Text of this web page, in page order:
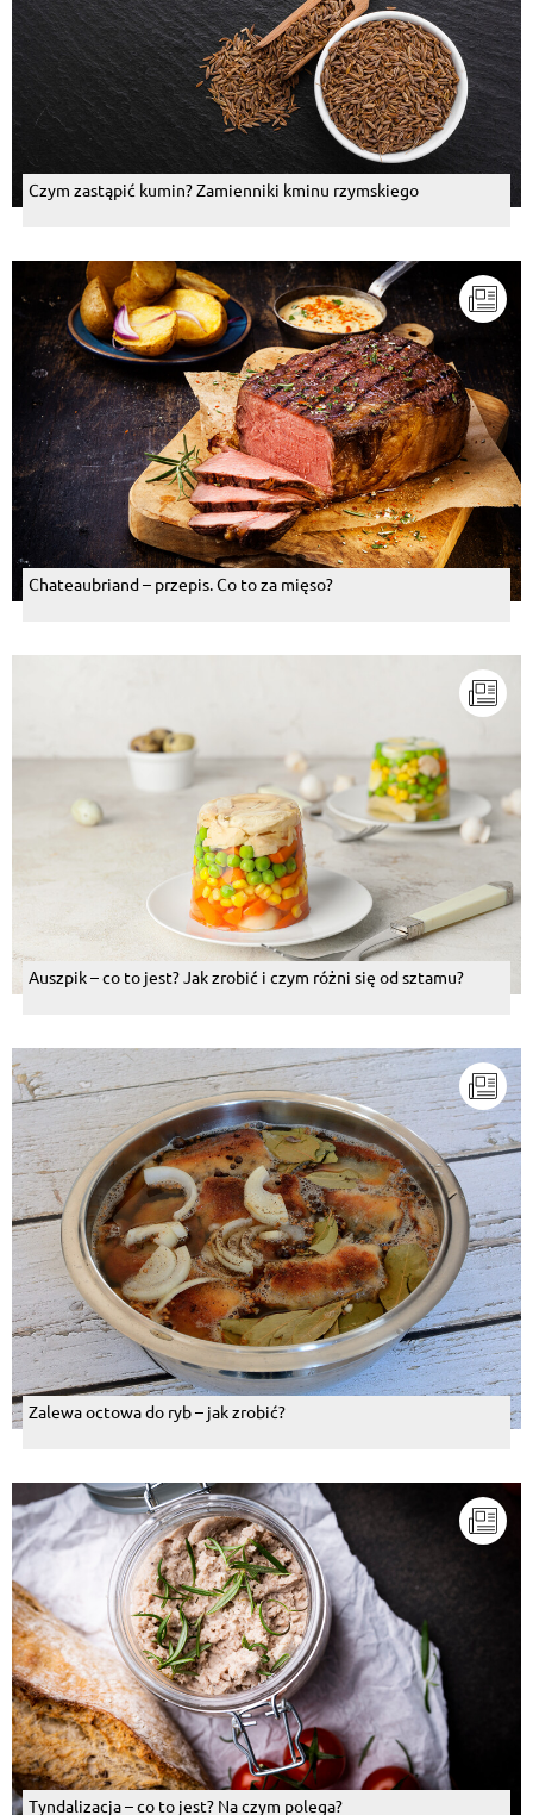
Czym zastąpić kumin? Zamienniki kminu rzymskiego
Chateaubriand – przepis. Co to za mięso?
Auszpik – co to jest? Jak zrobić i czym różni się od sztamu?
Zalewa octowa do ryb – jak zrobić?
Tyndalizacja – co to jest? Na czym polega?